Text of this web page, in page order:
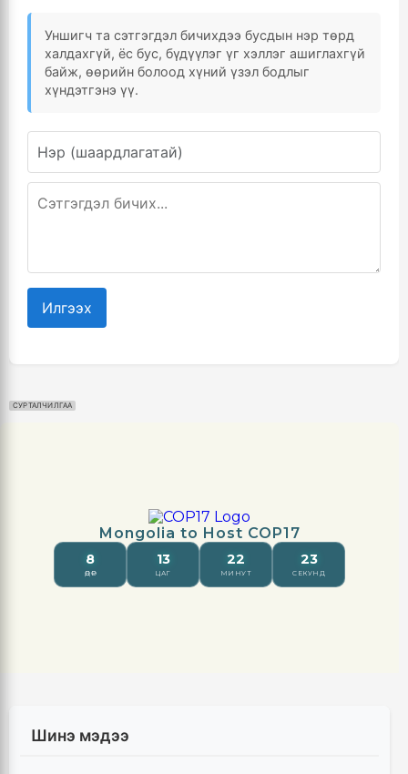
Уншигч та сэтгэгдэл бичихдээ бусдын нэр төрд
халдахгүй, ёс бус, бүдүүлэг үг хэллэг ашиглахгүй
байж, өөрийн болоод хүний үзэл бодлыг
хүндэтгэнэ үү.
Илгээх
СУРТАЛЧИЛГАА
Шинэ мэдээ